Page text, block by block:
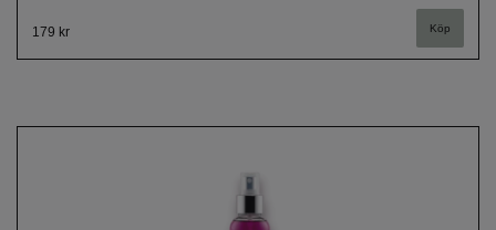
179 kr